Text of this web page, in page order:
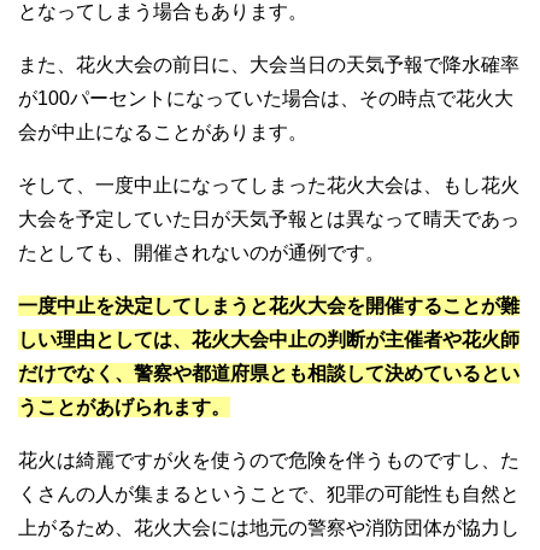
となってしまう場合もあります。
また、花火大会の前日に、大会当日の天気予報で降水確率
が100パーセントになっていた場合は、その時点で花火大
会が中止になることがあります。
そして、一度中止になってしまった花火大会は、もし花火
大会を予定していた日が天気予報とは異なって晴天であっ
たとしても、開催されないのが通例です。
一度中止を決定してしまうと花火大会を開催することが難
しい理由としては、花火大会中止の判断が主催者や花火師
だけでなく、警察や都道府県とも相談して決めているとい
うことがあげられます。
花火は綺麗ですが火を使うので危険を伴うものですし、た
くさんの人が集まるということで、犯罪の可能性も自然と
上がるため、花火大会には地元の警察や消防団体が協力し